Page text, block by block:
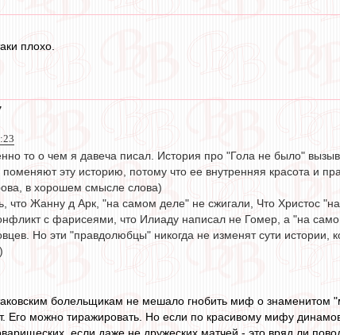
плохо.
то о чем я давеча писал. История про "Гола не было"
поменяют эту историю, потому что ее внутренняя красота и
в хорошем смысле слова)
что Жанну д Арк, "на самом деле" не сжигали, Что Христос
с фарисеями, что Илиаду написал не Гомер, а "на
Но эти "правдолюбцы" никогда не изменят сути истории,
болельщикам не мешало гнобить миф о знаменитом
можно тиражировать. Но если по красивому мифу
если даже не дружеских матчей - это вряд ли